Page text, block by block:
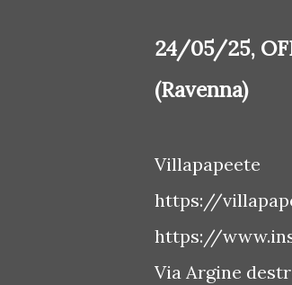
24/05/25,
(Ravenna)
Villapapeete
https://
https://
Via Argine